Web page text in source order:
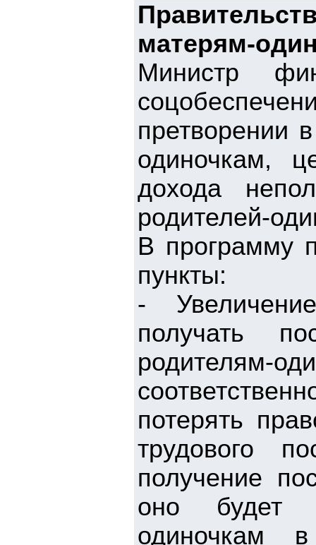
матерям-
Министр
претворении
одиночкам,
дохода
родителей-
В программу
пункты:
-
получать
родителям-
потерять
трудового
получение
оно будет
одиночкам